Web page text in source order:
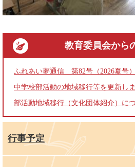
教育委員会から
ふれあい夢通信 第82号（2026夏号
中学校部活動の地域移行等を更新しま
部活動地域移行（文化団体紹介）に
行事予定